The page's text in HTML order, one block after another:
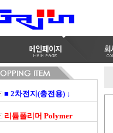
■ 2차전지(충전용) ↓
리튬폴리머 Polymer